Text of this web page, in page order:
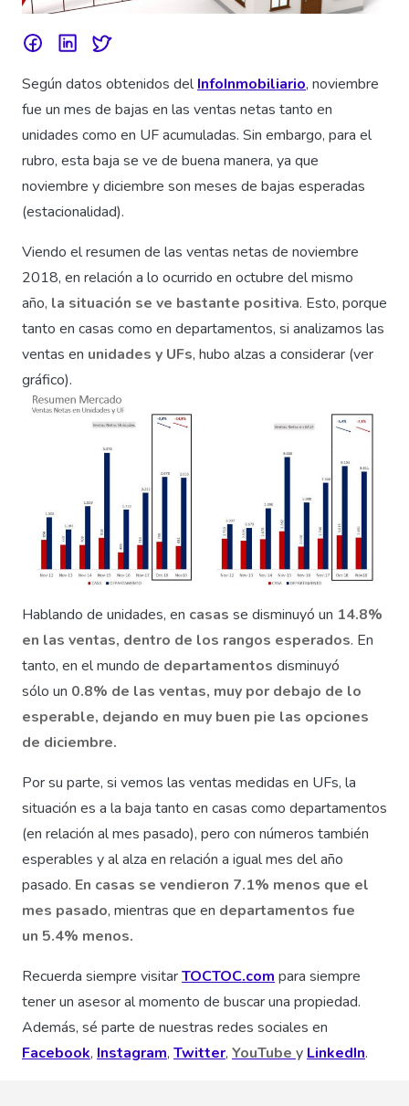
Según datos obtenidos delInfoInmobiliario, noviembre
fue un mes de bajas en las ventas netas tanto en
unidades como en UF acumuladas. Sin embargo, para el
rubro, esta baja se ve de buena manera, ya que
noviembre y diciembre son meses de bajas esperadas
(estacionalidad).
Viendo el resumen de las ventas netas de noviembre
2018, en relación a lo ocurrido en octubre del mismo
año, la situación se ve bastante positiva. Esto, porque
tanto en casas como en departamentos, si analizamos las
ventas en unidades y UFs, hubo alzas a considerar (ver
gráfico).
Hablando de unidades, en casas se disminuyó un 14.8%
en las ventas, dentro de los rangos esperados. En
tanto, en el mundo de departamentos disminuyó
sólo un 0.8% de las ventas, muy por debajo de lo
esperable, dejando en muy buen pie las opciones
de diciembre.
Por su parte, si vemos las ventas medidas en UFs, la
situación es a la baja tanto en casas como departamentos
(en relación al mes pasado), pero con números también
esperables y al alza en relación a igual mes del año
pasado. En casas se vendieron 7.1% menos que el
mes pasado, mientras que en departamentos fue
un 5.4% menos.
Recuerda siempre visitarTOCTOC.com para siempre
tener un asesor al momento de buscar una propiedad.
Además, sé parte de nuestras redes sociales en
Facebook, Instagram, Twitter, YouTube y LinkedIn.